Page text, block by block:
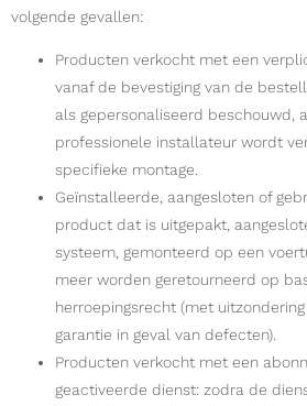
volgende gevallen:
Producten verkocht met een
vanaf de bevestiging van de
als gepersonaliseerd beschouwd,
professionele installateur wordt
specifieke montage.
Geïnstalleerde, aangesloten of
product dat is uitgepakt,
systeem, gemonteerd op een
meer worden geretourneerd op
herroepingsrecht (met
garantie in geval van defecten).
Producten verkocht met een
geactiveerde dienst: zodra de